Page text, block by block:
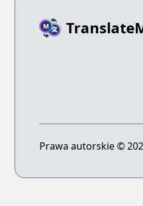
Prawa autorskie ©